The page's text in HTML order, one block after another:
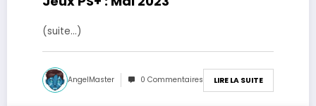
(suite…)
AngelMaster 0 Commentaires LIRE LA SUITE